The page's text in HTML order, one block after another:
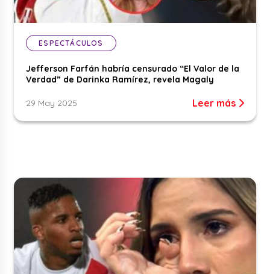
ESPECTÁCULOS
Jefferson Farfán habría censurado “El Valor de la
Verdad” de Darinka Ramírez, revela Magaly
29 May 2025 Leer más